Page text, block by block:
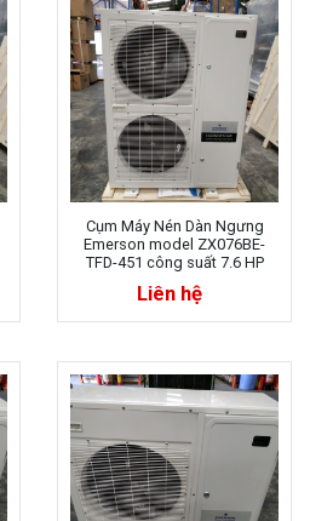
Cụm Máy Nén Dàn Ngưng
Emerson model ZX076BE-
TFD-451 công suất 7.6 HP
Liên hệ